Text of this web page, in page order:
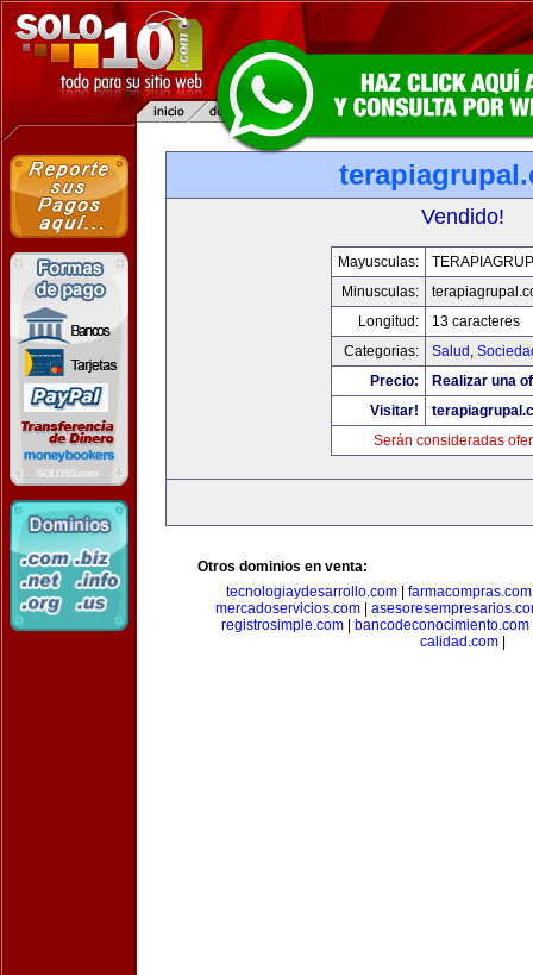
Vendido!
Mayusculas:
Minusculas:
Longitud:
13 caracteres
Categorias:
Salud ,
Precio:
Realizar una
Visitar!
Serán consideradas
Otros dominios en venta:
tecnologiaydesarrollo.com
farmacompras.com
mercadoservicios.com|
registrosimple.com
bancodeconocimiento.com
calidad.com